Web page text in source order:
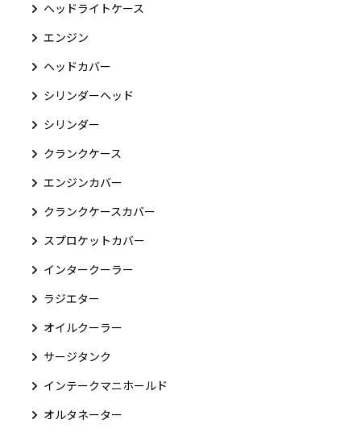
ヘッドライトケース
エンジン
ヘッドカバー
シリンダーヘッド
シリンダー
クランクケース
エンジンカバー
クランクケースカバー
スプロケットカバー
インタークーラー
ラジエター
オイルクーラー
サージタンク
インテークマニホールド
オルタネーター